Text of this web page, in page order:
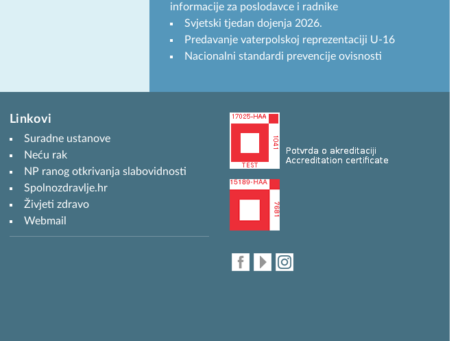
informacije za poslodavce i radnike
Svjetski tjedan dojenja 2026.
Predavanje vaterpolskoj reprezentaciji U-16
Nacionalni standardi prevencije ovisnosti
Linkovi
Suradne ustanove
Neću rak
NP ranog otkrivanja slabovidnosti
Spolnozdravlje.hr
Živjeti zdravo
Webmail